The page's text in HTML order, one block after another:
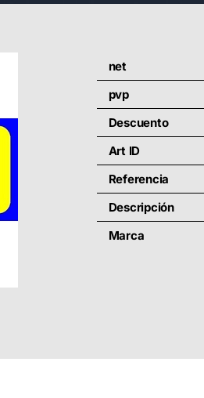
net
pvp
Descuento
Art ID
Referencia
Descripción
Marca